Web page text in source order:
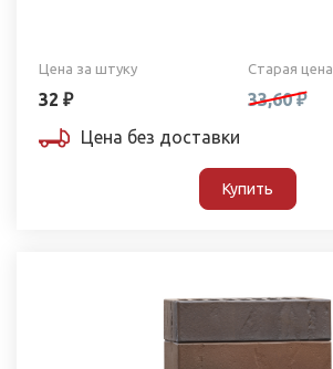
Цена за штуку
32 ₽
Старая цена
33,60 ₽
Цена без доставки
Купить